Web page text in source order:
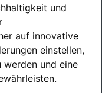
und
auf innovative
einstellen,
und eine